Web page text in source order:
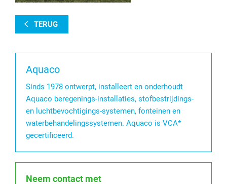
TERUG
Aquaco
Sinds 1978 ontwerpt, installeert en onderhoudt
Aquaco beregenings-installaties, stofbestrijdings-
en luchtbevochtigings-systemen, fonteinen en
waterbehandelingssystemen. Aquaco is VCA*
gecertificeerd.
Neem contact met